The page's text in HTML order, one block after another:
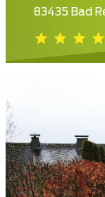
83435 Bad